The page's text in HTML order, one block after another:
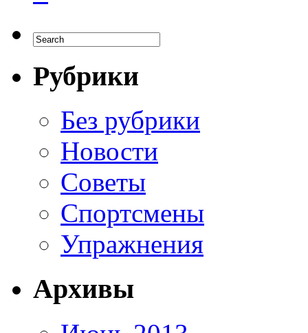
Рубрики
Без рубрики
Новости
Советы
Спортсмены
Упражнения
Архивы